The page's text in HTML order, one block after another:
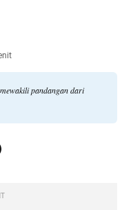
pandangan dari